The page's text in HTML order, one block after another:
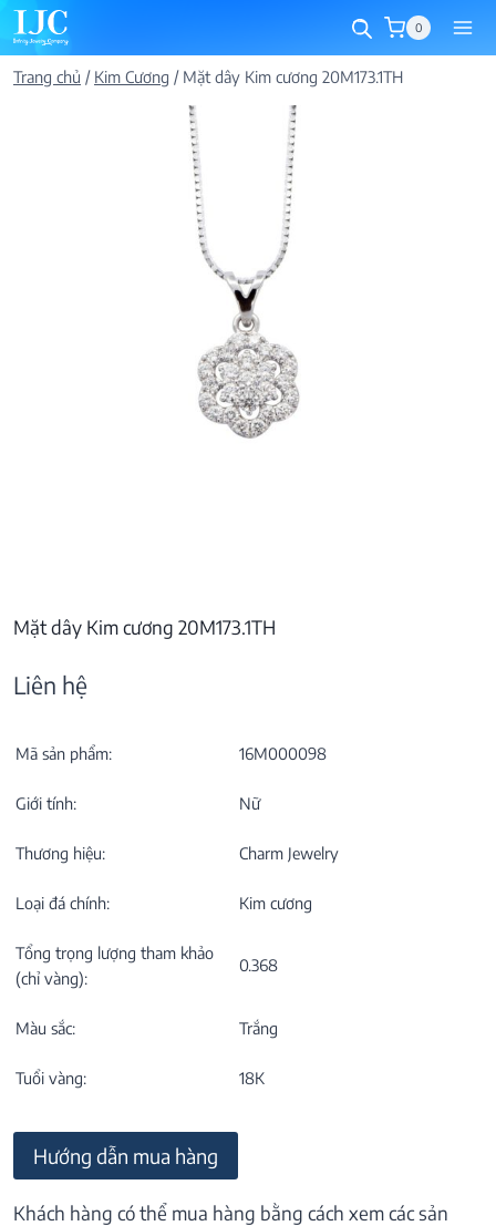
Skip
to
content
0
Trang chủ / Kim Cương / Mặt dây Kim cương 20M173.1TH
Mặt dây Kim cương 20M173.1TH
Liên hệ
Mã sản phẩm: 16M000098
Giới tính: Nữ
Thương hiệu: Charm Jewelry
Loại đá chính: Kim cương
Tổng trọng lượng tham khảo
(chỉ vàng):
0.368
Màu sắc: Trắng
Tuổi vàng: 18K
Hướng dẫn mua hàng
Khách hàng có thể mua hàng bằng cách xem các sản